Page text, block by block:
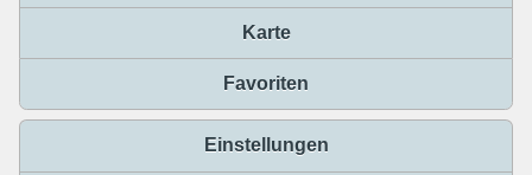
Karte
Favoriten
Einstellungen